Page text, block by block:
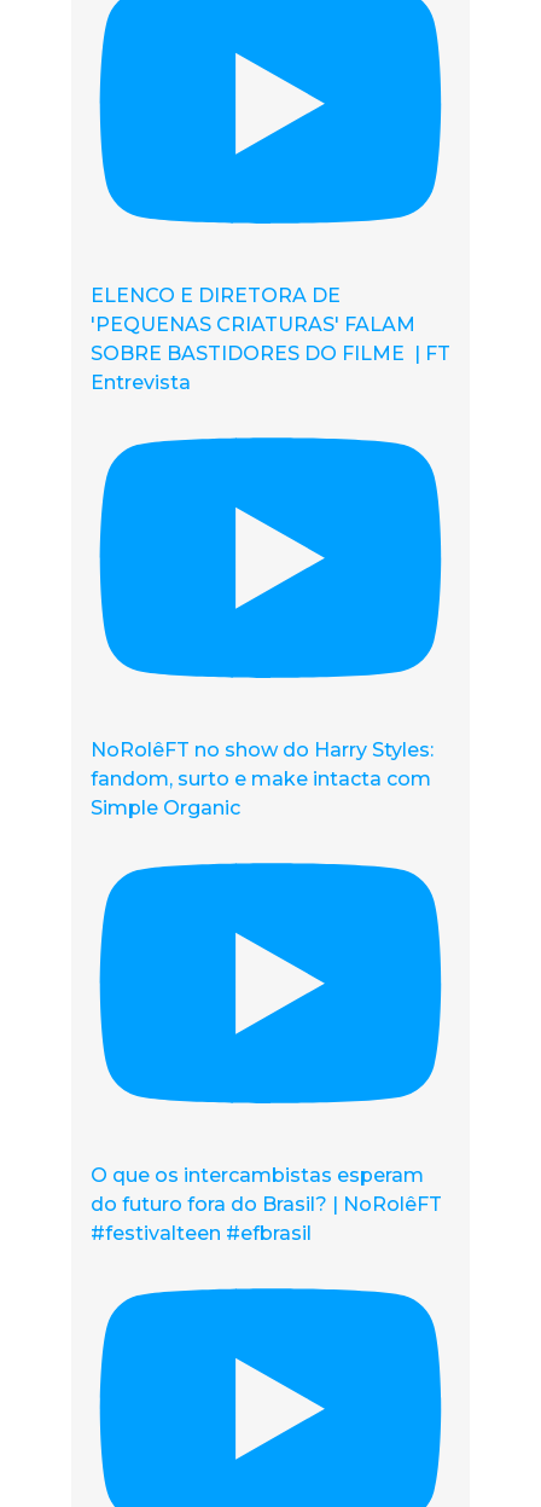
ELENCO E DIRETORA DE
'PEQUENAS CRIATURAS' FALAM
SOBRE BASTIDORES DO FILME | FT
Entrevista
NoRolêFT no show do Harry Styles:
fandom, surto e make intacta com
Simple Organic
O que os intercambistas esperam
do futuro fora do Brasil? | NoRolêFT
#festivalteen #efbrasil